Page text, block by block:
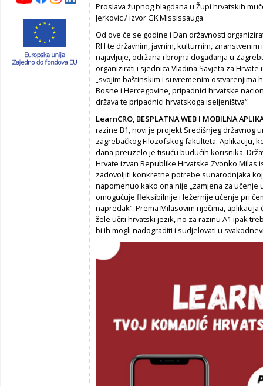
Proslava župnog blagdana u Župi hrvatskih
Jerkovic / izvor GK Mississauga
Od ove će se godine i Dan državnosti
RH te državnim, javnim, kulturnim,
najavljuje, održana i brojna događanja u
organizirati i sjednica Vladina Savjeta za
„svojim baštinskim i suvremenim
Bosne i Hercegovine, pripadnici hrvatske
država te pripadnici hrvatskoga iseljeništva“.
LearnCRO, BESPLATNA WEB I MOBILNA
razine B1, novi je projekt Središnjeg državnog
zagrebačkog Filozofskog fakulteta. Aplikaciju,
dana preuzelo je tisuću budućih korisnika.
Hrvate izvan Republike Hrvatske Zvonko Milas
zadovoljiti konkretne potrebe sunarodnjaka
napomenuo kako ona nije „zamjena za
omogućuje fleksibilnije i ležernije učenje pri
napredak“. Prema Milasovim riječima,
žele učiti hrvatski jezik, no za razinu A1 ipak
bi ih mogli nadograditi i sudjelovati u